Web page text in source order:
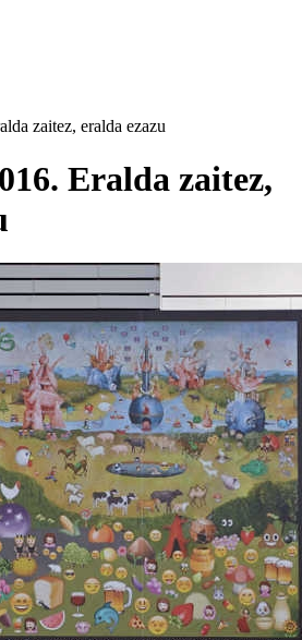
zaitez, eralda ezazu
Eralda zaitez,